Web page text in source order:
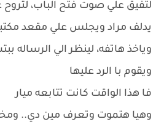
لتفيق علي صوت فتح الباب،
يدلف مراد ويجلس علي مقعد
وياخذ هاتفه، لينظر الي الرساله
ويقوم با الرد عليها
فا هذا الواقت كانت تتابعه ميار
وهيا هتموت وتعرف مين دي..